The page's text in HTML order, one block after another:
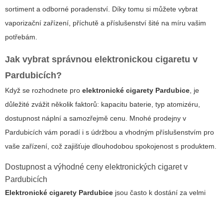
sortiment a odborné poradenství. Díky tomu si můžete vybrat
vaporizační zařízení, příchutě a příslušenství šité na míru vašim
potřebám.
Jak vybrat správnou elektronickou cigaretu v
Pardubicích?
Když se rozhodnete pro elektronické cigarety Pardubice, je
důležité zvážit několik faktorů: kapacitu baterie, typ atomizéru,
dostupnost náplní a samozřejmě cenu. Mnohé prodejny v
Pardubicích vám poradí i s údržbou a vhodným příslušenstvím pro
vaše zařízení, což zajišťuje dlouhodobou spokojenost s produktem.
Dostupnost a výhodné ceny elektronických cigaret v
Pardubicích
Elektronické cigarety Pardubice jsou často k dostání za velmi